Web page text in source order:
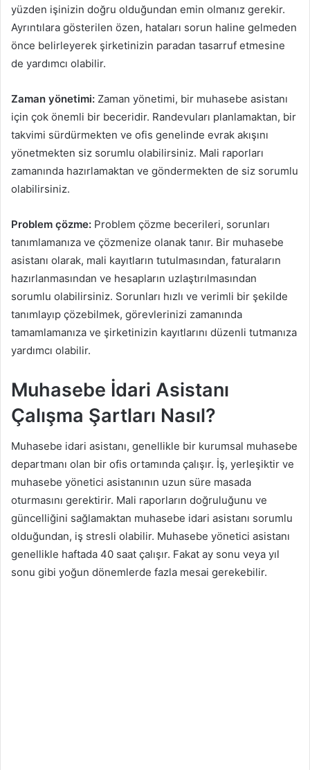
yüzden işinizin doğru olduğundan emin olmanız gerekir.
Ayrıntılara gösterilen özen, hataları sorun haline gelmeden
önce belirleyerek şirketinizin paradan tasarruf etmesine
de yardımcı olabilir.
Zaman yönetimi: Zaman yönetimi, bir muhasebe asistanı
için çok önemli bir beceridir. Randevuları planlamaktan, bir
takvimi sürdürmekten ve ofis genelinde evrak akışını
yönetmekten siz sorumlu olabilirsiniz. Mali raporları
zamanında hazırlamaktan ve göndermekten de siz sorumlu
olabilirsiniz.
Problem çözme: Problem çözme becerileri, sorunları
tanımlamanıza ve çözmenize olanak tanır. Bir muhasebe
asistanı olarak, mali kayıtların tutulmasından, faturaların
hazırlanmasından ve hesapların uzlaştırılmasından
sorumlu olabilirsiniz. Sorunları hızlı ve verimli bir şekilde
tanımlayıp çözebilmek, görevlerinizi zamanında
tamamlamanıza ve şirketinizin kayıtlarını düzenli tutmanıza
yardımcı olabilir.
Muhasebe İdari Asistanı
Çalışma Şartları Nasıl?
Muhasebe idari asistanı, genellikle bir kurumsal muhasebe
departmanı olan bir ofis ortamında çalışır. İş, yerleşiktir ve
muhasebe yönetici asistanının uzun süre masada
oturmasını gerektirir. Mali raporların doğruluğunu ve
güncelliğini sağlamaktan muhasebe idari asistanı sorumlu
olduğundan, iş stresli olabilir. Muhasebe yönetici asistanı
genellikle haftada 40 saat çalışır. Fakat ay sonu veya yıl
sonu gibi yoğun dönemlerde fazla mesai gerekebilir.